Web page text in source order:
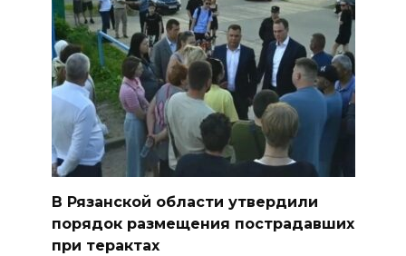
В Рязанской области утвердили
порядок размещения пострадавших
при терактах